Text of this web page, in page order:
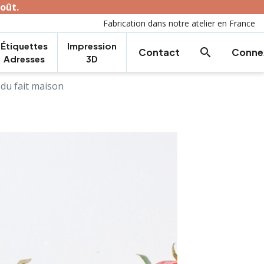
Fabrication dans notre atelier en France
Étiquettes
Adresses
Impression
3D
Contact search
fait maison
Créer une décoration
de mariage unique